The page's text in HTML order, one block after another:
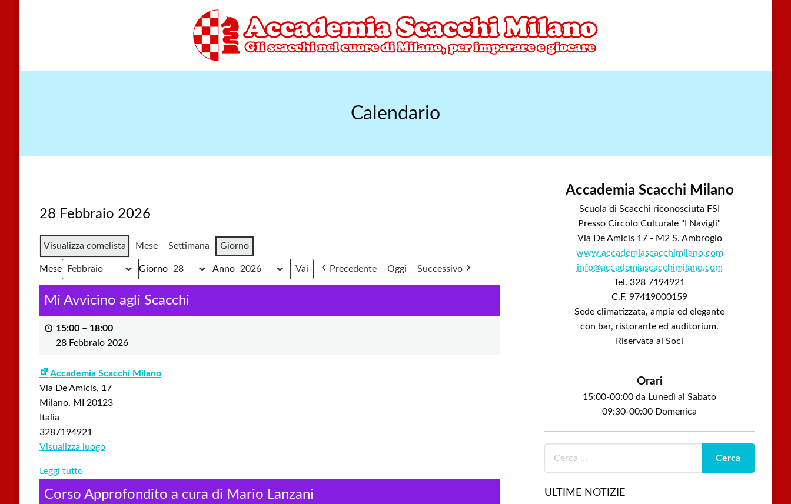
Gli scacchi nel cuore di Milano
Calendario
28 Febbraio 2026
Visualizza come lista Mese Settimana Giorno
Mese Giorno Anno Precedente Oggi Successivo
Mi Avvicino agli Scacchi
15:00 – 18:00
28 Febbraio 2026
Accademia Scacchi Milano
Via De Amicis, 17
Milano, MI
20123
Italia
3287194921
Visualizza luogo
Leggi tutto
Corso Approfondito a cura di Mario Lanzani
Accademia Scacchi Milano
Scuola di Scacchi riconosciuta FSI
Presso Circolo Culturale "I Navigli"
Via De Amicis 17 - M2 S. Ambrogio
www.accademiascacchimilano.com
info@accademiascacchimilano.com
Tel. 328 7194921
C.F. 97419000159
Sede climatizzata, ampia ed elegante
con bar, ristorante ed auditorium.
Riservata ai Soci
Orari
15:00-00:00 da Lunedì al Sabato
09:30-00:00 Domenica
ULTIME NOTIZIE